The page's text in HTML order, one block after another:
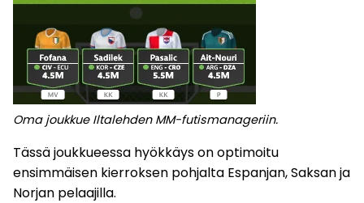
Oma joukkue Iltalehden MM-futismanageriin.
Tässä joukkueessa hyökkäys on optimoitu
ensimmäisen kierroksen pohjalta Espanjan, Saksan ja
Norjan pelaajilla.